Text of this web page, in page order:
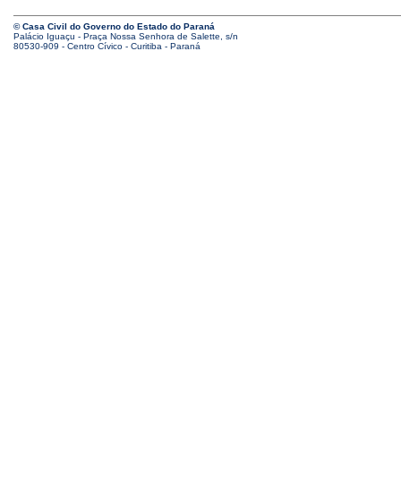
© Casa Civil do Governo do Estado do Paraná
Palácio Iguaçu - Praça Nossa Senhora de Salette, s/n
80530-909 - Centro Cívico - Curitiba - Paraná